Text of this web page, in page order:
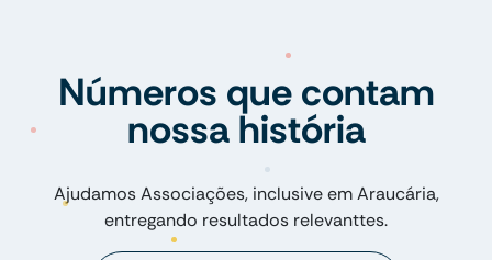
Números que contam
nossa história
Ajudamos Associações, inclusive em Araucária,
entregando resultados relevanttes.